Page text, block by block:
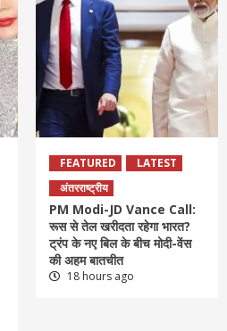
FEATURED
LATEST
अंतरराष्ट्रीय
PM Modi-JD Vance Call:
रूस से तेल खरीदता रहेगा भारत?
ट्रंप के नए बिल के बीच मोदी-वेंस
की अहम बातचीत
18 hours ago